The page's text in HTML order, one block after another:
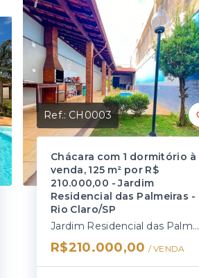
Ref.: CH0003
Chácara com 1 dormitório à
venda, 125 m² por R$
210.000,00 - Jardim
Residencial das Palmeiras -
Rio Claro/SP
Jardim Residencial das Palmeiras - Rio Claro/SP
R$210.000,00 / VENDA